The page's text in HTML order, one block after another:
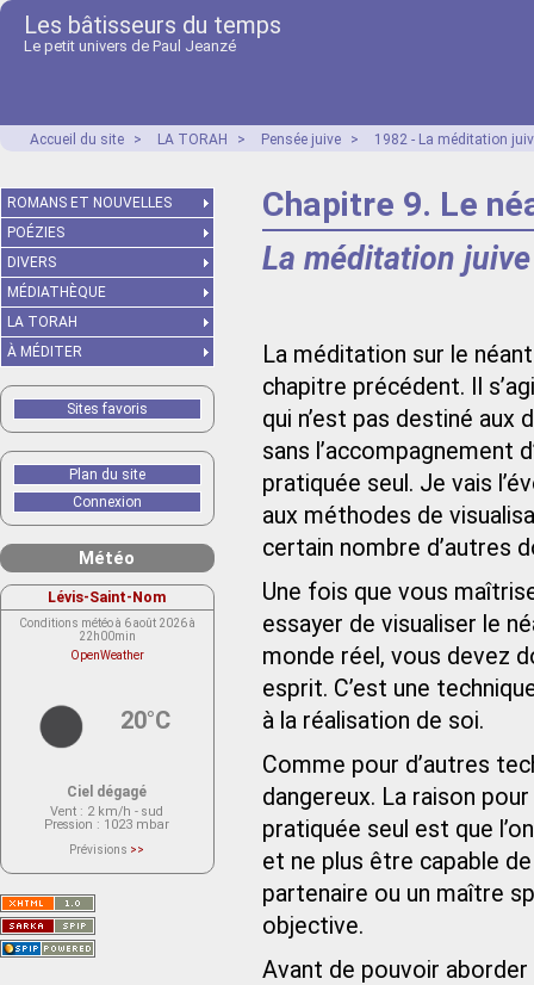
Les bâtisseurs du temps
Le petit univers de Paul Jeanzé
Accueil du site > LA TORAH > Pensée juive > 1982 - La méditation
Chapitre 9. Le
La méditation juive
La méditation sur le
chapitre précédent. Il
qui n’est pas destiné aux
sans l’accompagnement
pratiquée seul. Je vais
aux méthodes de
certain nombre d’autres
Une fois que vous
essayer de visualiser le
monde réel, vous devez
esprit. C’est une
à la réalisation de soi.
Comme pour d’autres
dangereux. La raison
pratiquée seul est que
et ne plus être capable
partenaire ou un maître
objective.
Avant de pouvoir
ROMANS ET NOUVELLES
POÉZIES
DIVERS
MÉDIATHÈQUE
LA TORAH
À MÉDITER
Sites favoris
Plan du site
Connexion
Météo
Lévis-Saint-Nom
Conditions météo à 6 août 2026 à
22h00min
OpenWeather
20°C
Ciel dégagé
Vent : 2 km/h - sud
Pression : 1023 mbar
Prévisions >>
actuellement aucune prévision
Saint-Nom.
Veuillez consulter le message du
service ci-dessous.
(401 - Invalid API key. Please see
https://openweathermap.org/faq#error401